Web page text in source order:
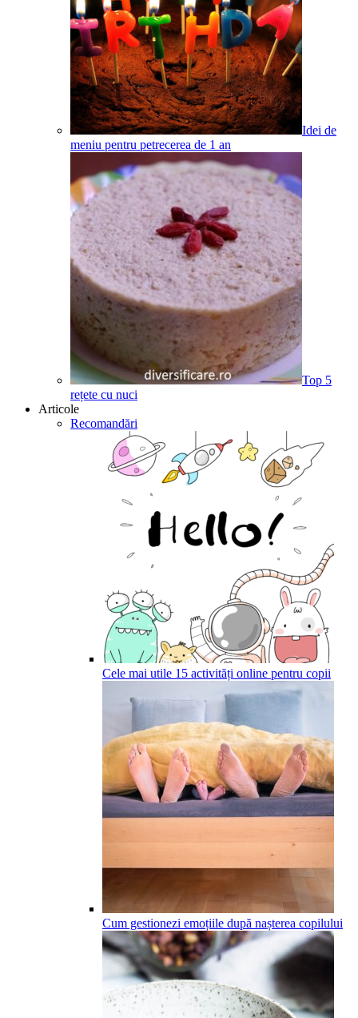
Idei de
meniu pentru petrecerea de 1 an
Top 5
rețete cu nuci
Articole
Recomandări
Cele mai utile 15 activități online pentru copii
Cum gestionezi emoțiile după nașterea copilului